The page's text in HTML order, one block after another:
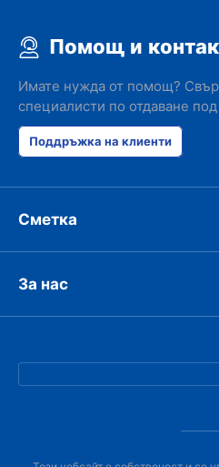
Помощ и
Имате нужда от помощ?
специалисти по отдаване
Поддръжка на клиенти
Сметка
За нас